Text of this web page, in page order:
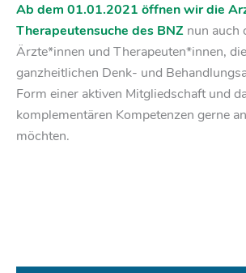
Ab dem 01.01.2021 öffnen wir die
Therapeutensuche des BNZ nun auch
Ärzte*innen und Therapeuten*innen,
ganzheitlichen Denk- und
Form einer aktiven Mitgliedschaft und
komplementären Kompetenzen gerne
möchten.